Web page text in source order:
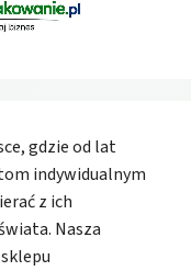
gdzie od lat
indywidualnym
z ich
Nasza